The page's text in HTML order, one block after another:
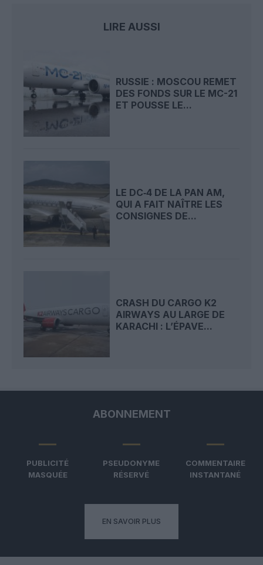
LIRE AUSSI
RUSSIE : MOSCOU REMET
DES FONDS SUR LE MC-21
ET POUSSE LE...
LE DC‑4 DE LA PAN AM,
QUI A FAIT NAÎTRE LES
CONSIGNES DE...
CRASH DU CARGO K2
AIRWAYS AU LARGE DE
KARACHI : L’ÉPAVE...
ABONNEMENT
PUBLICITÉ
MASQUÉE
PSEUDONYME
RÉSERVÉ
COMMENTAIRE
INSTANTANÉ
EN SAVOIR PLUS